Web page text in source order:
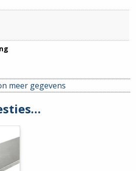
meer gegevens